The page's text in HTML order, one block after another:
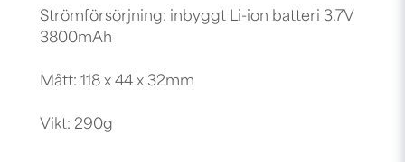
Strömförsörjning: inbyggt Li-ion batteri 3.7V
3800mAh
Mått: 118 x 44 x 32mm
Vikt: 290g